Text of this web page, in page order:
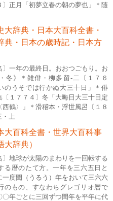
〕正月「初夢立春の朝の夢也」＊随
大辞典・日本大百科全書・
典・日本の歳時記・日本方
〕一年の最終日。おおつごもり。お
冬》＊雑俳・柳多留‐二〔１７６
のうそでは行かぬ大三十日」＊俳
〔１７７４〕冬「大晦日大三十日定
鶴〉」＊滑稽本・浮世風呂〔１８
・上
大百科全書・世界大百科事
大辞典）
〕地球が太陽のまわりを一回転する
る暦のたて方。一年を三六五日と
一度閏（うるう）年をおいて三六六
のもの、すなわちグレゴリオ暦で
〇年ごとに三回ずつ閏年を平年に代